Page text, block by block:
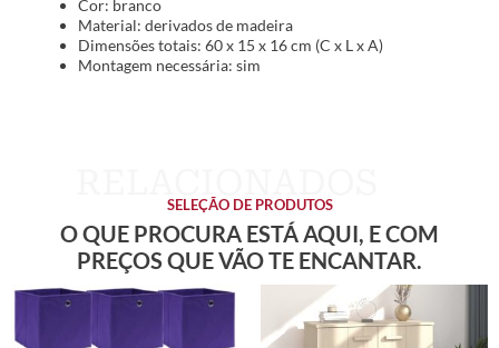
Cor: branco
Material: derivados de madeira
Dimensões totais: 60 x 15 x 16 cm (C x L x A)
Montagem necessária: sim
SELEÇÃO DE PRODUTOS
O QUE PROCURA ESTÁ AQUI, E COM
PREÇOS QUE VÃO TE ENCANTAR.